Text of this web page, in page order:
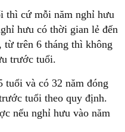
thì cứ mỗi năm nghỉ hưu
hưu có thời gian lẻ đến
trên 6 tháng thì không
trước tuổi.
và có 32 năm đóng
tuổi theo quy định.
nếu nghỉ hưu vào năm